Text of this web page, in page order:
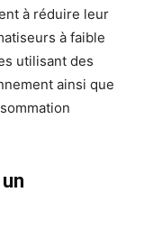
à réduire leur
à faible
utilisant des
ainsi que